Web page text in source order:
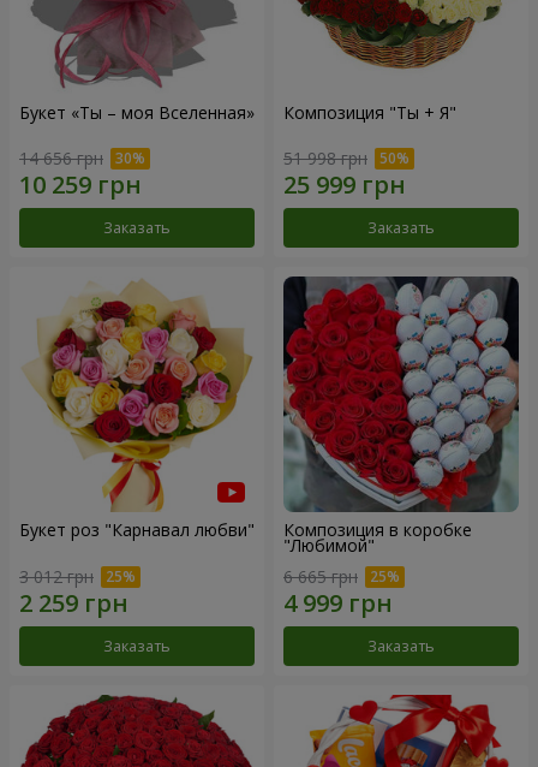
Букет «Ты – моя Вселенная»
14 656 грн
Заказать
Композиция "Ты + Я"
51 998 грн
Заказать
Букет роз "Карнавал любви"
3 012 грн
Заказать
Композиция в коробке
"Любимой"
6 665 грн
Заказать